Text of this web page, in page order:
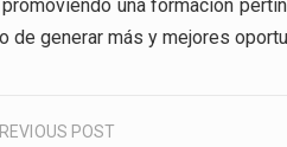
promoviendo una formación
de generar más y mejores
POST